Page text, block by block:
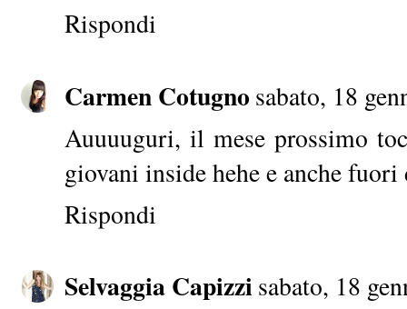
Rispondi
Carmen Cotugnosabato, 18
Auuuuguri, il mese prossimo
giovani inside hehe e anche
Rispondi
Selvaggia Capizzi sabato, 18